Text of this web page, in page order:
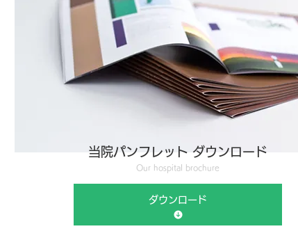
当院パンフレット ダウンロード
Our hospital brochure
ダウンロード